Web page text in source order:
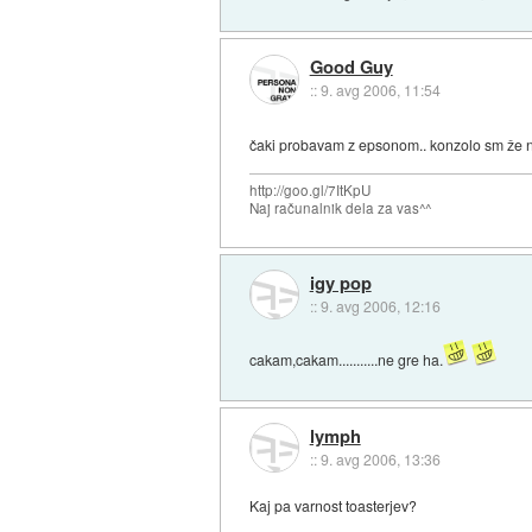
Good Guy
::9. avg 2006, 11:54
čaki probavam z epsonom.. konzolo sm že
http://goo.gl/7ItKpU
Naj računalnik dela za vas^^
igy pop
::9. avg 2006, 12:16
cakam,cakam...........ne gre ha.
lymph
::9. avg 2006, 13:36
Kaj pa varnost toasterjev?